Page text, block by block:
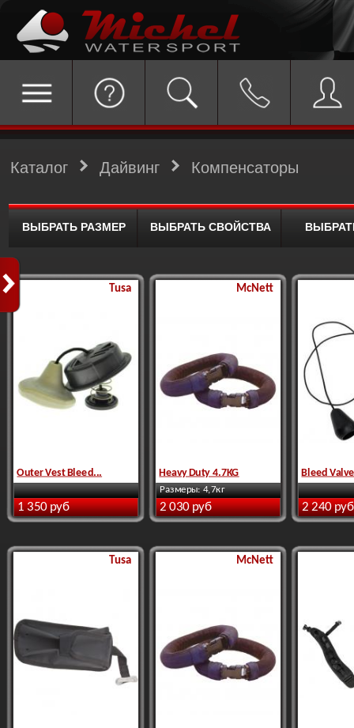
Каталог Дайвинг Компенсаторы
ВЫБРАТЬ РАЗМЕР ВЫБРАТЬ СВОЙСТВА
Tusa
Outer Vest Bleed...
1 350 руб
McNett
Heavy Duty 4.7KG
Размеры: 4,7кг
2 030 руб
Bleed Valve
2 240 руб
Tusa McNett